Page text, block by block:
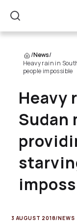
Search
/News/
Heavy rain in
people impossible
Heavy
Sudan
3 AUGUST 2018/NEWS